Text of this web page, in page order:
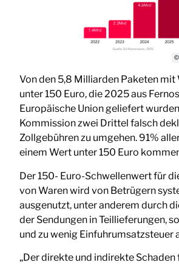
©
Von den 5,8 Milliarden Paketen mit
unter 150 Euro, die 2025 aus
Europäische Union geliefert
Kommission zwei Drittel falsch
Zollgebühren zu umgehen. 91%
einem Wert unter 150 Euro
Der 150- Euro-Schwellenwert für
von Waren wird von Betrügern
ausgenutzt, unter anderem durch
der Sendungen in Teillieferungen,
und zu wenig Einfuhrumsatzsteuer
„Der direkte und indirekte Schaden